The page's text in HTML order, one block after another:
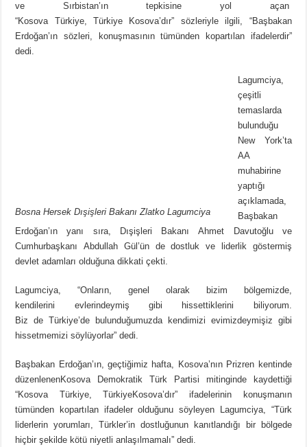
ve Sırbistan’ın tepkisine yol açan
“Kosova Türkiye, Türkiye Kosova’dır” sözleriyle ilgili, “Başbakan
Erdoğan’ın sözleri, konuşmasının tümünden kopartılan ifadelerdir”
dedi.
Bosna Hersek Dışişleri Bakanı Zlatko Lagumciya
Lagumciya,
çeşitli
temaslarda
bulunduğu
New York’ta
AA
muhabirine
yaptığı
açıklamada,
Başbakan
Erdoğan’ın yanı sıra, Dışişleri Bakanı Ahmet Davutoğlu ve
Cumhurbaşkanı Abdullah Gül’ün de dostluk ve liderlik göstermiş
devlet adamları olduğuna dikkati çekti.
Lagumciya, “Onların, genel olarak bizim bölgemizde,
kendilerini evlerindeymiş gibi hissettiklerini biliyorum.
Biz de Türkiye’de bulunduğumuzda kendimizi evimizdeymişiz gibi
hissetmemizi söylüyorlar” dedi.
Başbakan Erdoğan’ın, geçtiğimiz hafta, Kosova’nın Prizren kentinde
düzenlenenKosova Demokratik Türk Partisi mitinginde kaydettiği
“Kosova Türkiye, TürkiyeKosova’dır” ifadelerinin konuşmanın
tümünden kopartılan ifadeler olduğunu söyleyen Lagumciya, “Türk
liderlerin yorumları, Türkler’in dostluğunun kanıtlandığı bir bölgede
hiçbir şekilde kötü niyetli anlaşılmamalı” dedi.